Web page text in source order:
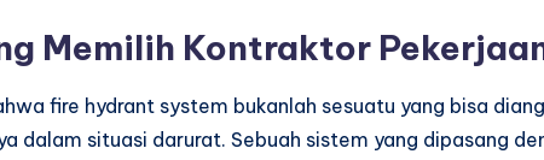
Memilih Kontraktor
fire hydrant system bukanlah sesuatu yang bisa
dalam situasi darurat. Sebuah sistem yang dipasang